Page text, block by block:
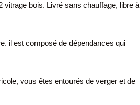
bois. Livré sans chauffage, libre à
il est composé de dépendances qui
vous êtes entourés de verger et de